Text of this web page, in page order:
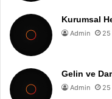
Kurumsal
Admin 25
Gelin ve
Admin 25